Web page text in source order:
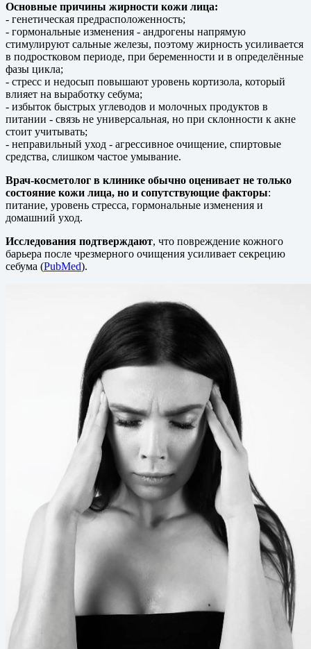
Основные причины жирности кожи лица:
- генетическая предрасположенность;
- гормональные изменения - андрогены напрямую
стимулируют сальные железы, поэтому жирность усиливается
в подростковом периоде, при беременности и в определённые
фазы цикла;
- стресс и недосып повышают уровень кортизола, который
влияет на выработку себума;
- избыток быстрых углеводов и молочных продуктов в
питании - связь не универсальная, но при склонности к акне
стоит учитывать;
- неправильный уход - агрессивное очищение, спиртовые
средства, слишком частое умывание.
Врач-косметолог в клинике обычно оценивает не только
состояние кожи лица, но и сопутствующие факторы:
питание, уровень стресса, гормональные изменения и
домашний уход.
Исследования подтверждают, что повреждение кожного
барьера после чрезмерного очищения усиливает секрецию
себума (PubMed).